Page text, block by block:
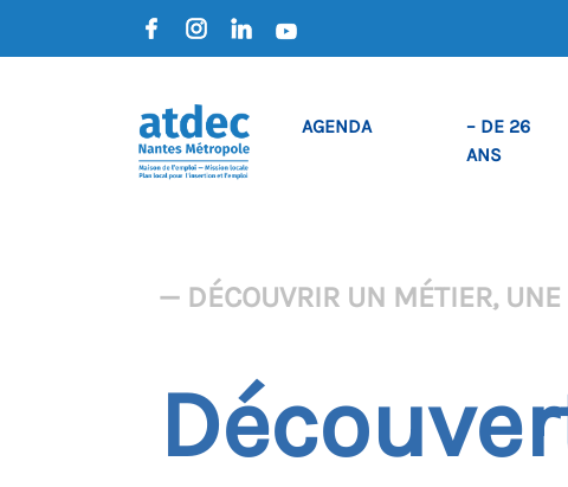
AGENDA
– DE 26
ANS
— DÉCOUVRIR UN MÉTIER, UNE